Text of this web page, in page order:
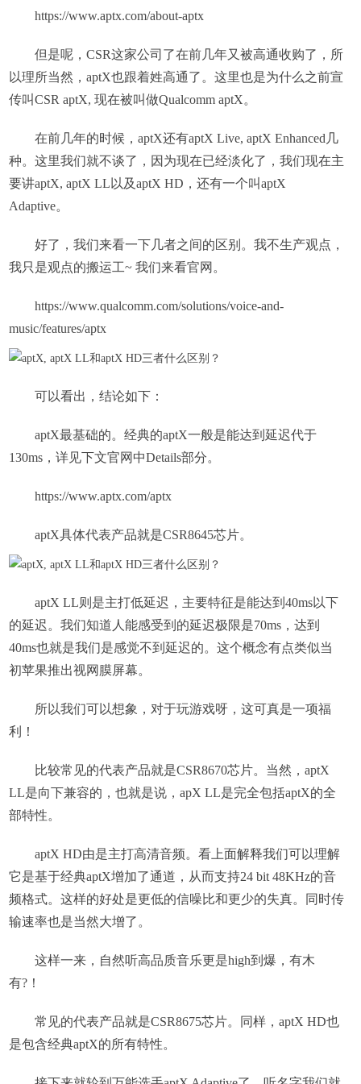
https://www.aptx.com/about-aptx
但是呢，CSR这家公司了在前几年又被高通收购了，所
以理所当然，aptX也跟着姓高通了。这里也是为什么之前宣
传叫CSR aptX, 现在被叫做Qualcomm aptX。
在前几年的时候，aptX还有aptX Live, aptX Enhanced几
种。这里我们就不谈了，因为现在已经淡化了，我们现在主
要讲aptX, aptX LL以及aptX HD，还有一个叫aptX
Adaptive。
好了，我们来看一下几者之间的区别。我不生产观点，
我只是观点的搬运工~ 我们来看官网。
https://www.qualcomm.com/solutions/voice-and-
music/features/aptx
可以看出，结论如下：
aptX最基础的。经典的aptX一般是能达到延迟代于
130ms，详见下文官网中Details部分。
https://www.aptx.com/aptx
aptX具体代表产品就是CSR8645芯片。
aptX LL则是主打低延迟，主要特征是能达到40ms以下
的延迟。我们知道人能感受到的延迟极限是70ms，达到
40ms也就是我们是感觉不到延迟的。这个概念有点类似当
初苹果推出视网膜屏幕。
所以我们可以想象，对于玩游戏呀，这可真是一项福
利！
比较常见的代表产品就是CSR8670芯片。当然，aptX
LL是向下兼容的，也就是说，apX LL是完全包括aptX的全
部特性。
aptX HD由是主打高清音频。看上面解释我们可以理解
它是基于经典aptX增加了通道，从而支持24 bit 48KHz的音
频格式。这样的好处是更低的信噪比和更少的失真。同时传
输速率也是当然大增了。
这样一来，自然听高品质音乐更是high到爆，有木
有?！
常见的代表产品就是CSR8675芯片。同样，aptX HD也
是包含经典aptX的所有特性。